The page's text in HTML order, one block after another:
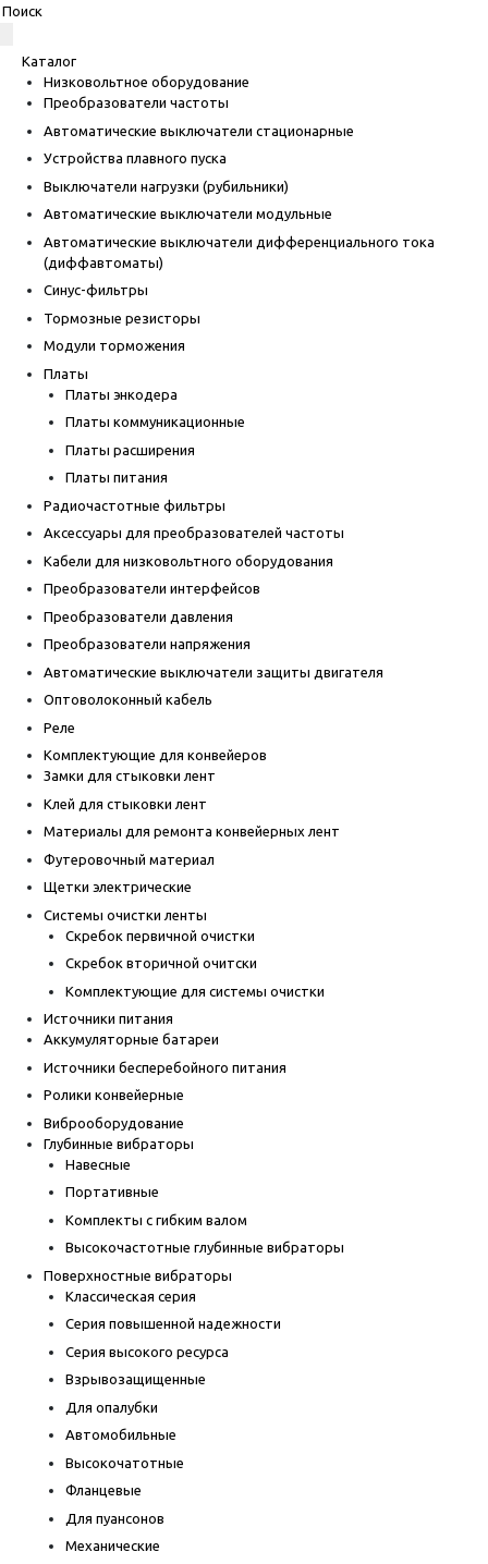
Каталог
Низковольтное оборудование
Преобразователи частоты
Автоматические выключатели стационарные
Устройства плавного пуска
Выключатели нагрузки (рубильники)
Автоматические выключатели модульные
Автоматические выключатели дифференциального тока
(диффавтоматы)
Синус-фильтры
Тормозные резисторы
Модули торможения
Платы
Платы энкодера
Платы коммуникационные
Платы расширения
Платы питания
Радиочастотные фильтры
Аксессуары для преобразователей частоты
Кабели для низковольтного оборудования
Преобразователи интерфейсов
Преобразователи давления
Преобразователи напряжения
Автоматические выключатели защиты двигателя
Оптоволоконный кабель
Реле
Комплектующие для конвейеров
Замки для стыковки лент
Клей для стыковки лент
Материалы для ремонта конвейерных лент
Футеровочный материал
Щетки электрические
Системы очистки ленты
Скребок первичной очистки
Скребок вторичной очитски
Комплектующие для системы очистки
Источники питания
Аккумуляторные батареи
Источники бесперебойного питания
Ролики конвейерные
Виброоборудование
Глубинные вибраторы
Навесные
Портативные
Комплекты с гибким валом
Высокочастотные глубинные вибраторы
Поверхностные вибраторы
Классическая серия
Серия повышенной надежности
Серия высокого ресурса
Взрывозащищенные
Для опалубки
Автомобильные
Высокочатотные
Фланцевые
Для пуансонов
Механические